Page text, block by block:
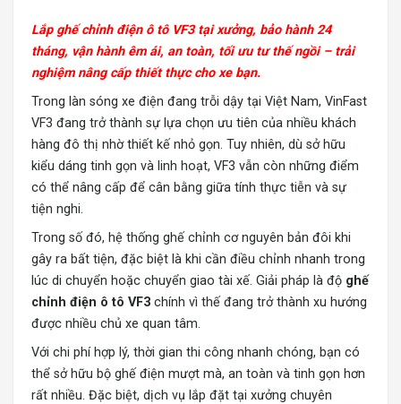
Lắp ghế chỉnh điện ô tô VF3 tại xưởng, bảo hành 24
tháng, vận hành êm ái, an toàn, tối ưu tư thế ngồi – trải
nghiệm nâng cấp thiết thực cho xe bạn.
Trong làn sóng xe điện đang trỗi dậy tại Việt Nam, VinFast
VF3 đang trở thành sự lựa chọn ưu tiên của nhiều khách
hàng đô thị nhờ thiết kế nhỏ gọn. Tuy nhiên, dù sở hữu
kiểu dáng tinh gọn và linh hoạt, VF3 vẫn còn những điểm
có thể nâng cấp để cân bằng giữa tính thực tiễn và sự
tiện nghi.
Trong số đó, hệ thống ghế chỉnh cơ nguyên bản đôi khi
gây ra bất tiện, đặc biệt là khi cần điều chỉnh nhanh trong
lúc di chuyển hoặc chuyển giao tài xế. Giải pháp là độ ghế
chỉnh điện ô tô VF3 chính vì thế đang trở thành xu hướng
được nhiều chủ xe quan tâm.
Với chi phí hợp lý, thời gian thi công nhanh chóng, bạn có
thể sở hữu bộ ghế điện mượt mà, an toàn và tinh gọn hơn
rất nhiều. Đặc biệt, dịch vụ lắp đặt tại xưởng chuyên